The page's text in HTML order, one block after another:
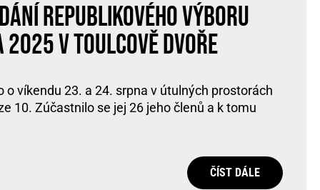
Republikového výboru
v Toulcově dvoře
o víkendu 23. a 24. srpna v útulných prostorách
10. Zúčastnilo se jej 26 jeho členů a k tomu
ČÍST DÁLE